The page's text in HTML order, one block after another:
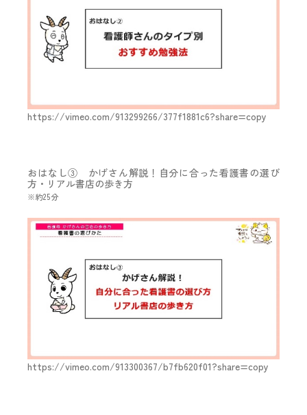
https://vimeo.com/913299266/377f1881c6?share=copy
おはなし③ かげさん解説！自分に合った看護書の選び
方・リアル書店の歩き方
※約25分
https://vimeo.com/913300367/b7fb620f01?share=copy